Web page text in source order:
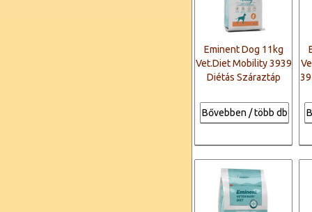
Eminent Dog 11kg
Vet.Diet Mobility 3939
Diétás Száraztáp
Bővebben / több db